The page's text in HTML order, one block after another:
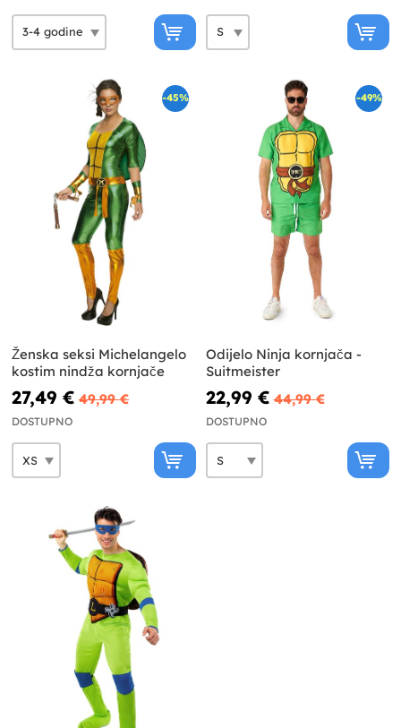
-45%
Ženska seksi Michelangelo
kostim nindža kornjače
27,49 € 49,99 €
DOSTUPNO
-49%
Odijelo Ninja kornjača -
Suitmeister
22,99 € 44,99 €
DOSTUPNO